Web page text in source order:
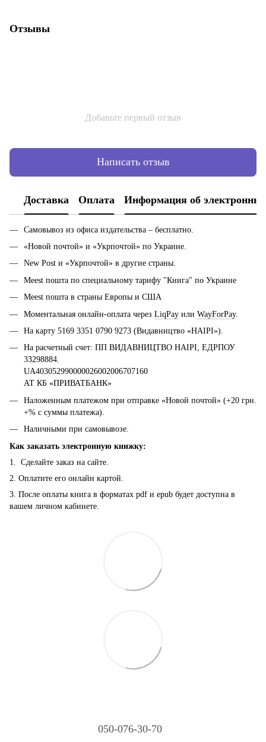
Отзывы
Добавьте первый отзыв
Написать отзыв
Доставка Оплата Информация об
Самовывоз из офиса издательства – бесплатно.
«Новой почтой» и «Укрпочтой» по Украине.
New Post и «Укрпочтой» в другие страны.
Meest пошта по специальному тарифу "Книга" по Украине
Meest пошта в страны Европы и США
Моментальная онлайн-оплата через LiqPay или WayForPay.
На карту 5169 3351 0790 9273 (Видавництво «НАІРІ»).
На расчетный счет: ПП ВИДАВНИЦТВО НАІРІ, ЕДРПОУ
33298884.
UA403052990000026002006707160
АТ КБ «ПРИВАТБАНК»
Наложенным платежом при отправке «Новой почтой» (+20 грн.
+% с суммы платежа).
Наличными при самовывозе.
Как заказать электронную книжку:
1. Сделайте заказ на сайте.
2. Оплатите его онлайн картой.
3. После оплаты книга в форматах pdf и epub будет доступна в
вашем личном кабинете.
050-076-30-70